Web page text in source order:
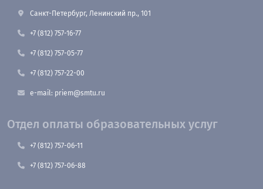
Санкт-Петербург, Ленинский пр., 101
+7 (812) 757-16-77
+7 (812) 757-05-77
+7 (812) 757-22-00
e-mail: priem@smtu.ru
Отдел оплаты образовательных услуг
+7 (812) 757-06-11
+7 (812) 757-06-88